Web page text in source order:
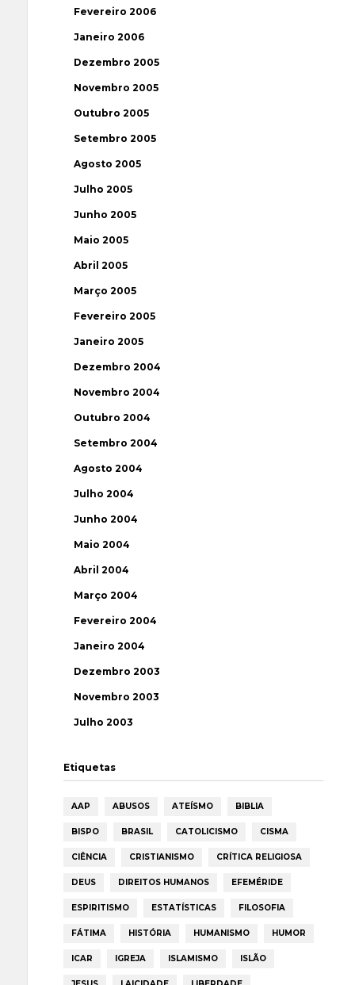
Fevereiro 2006
Janeiro 2006
Dezembro 2005
Novembro 2005
Outubro 2005
Setembro 2005
Agosto 2005
Julho 2005
Junho 2005
Maio 2005
Abril 2005
Março 2005
Fevereiro 2005
Janeiro 2005
Dezembro 2004
Novembro 2004
Outubro 2004
Setembro 2004
Agosto 2004
Julho 2004
Junho 2004
Maio 2004
Abril 2004
Março 2004
Fevereiro 2004
Janeiro 2004
Dezembro 2003
Novembro 2003
Julho 2003
Etiquetas
AAP ABUSOS ATEÍSMO BIBLIA
BISPO BRASIL CATOLICISMO CISMA
CIÊNCIA CRISTIANISMO CRÍTICA RELIGIOSA
DEUS DIREITOS HUMANOS EFEMÉRIDE
ESPIRITISMO ESTATÍSTICAS FILOSOFIA
FÁTIMA HISTÓRIA HUMANISMO HUMOR
ICAR IGREJA ISLAMISMO ISLÃO